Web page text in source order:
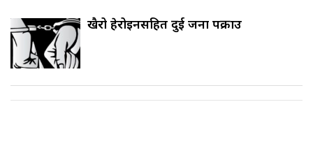
खैरो हेरोइनसहित दुई जना पक्राउ